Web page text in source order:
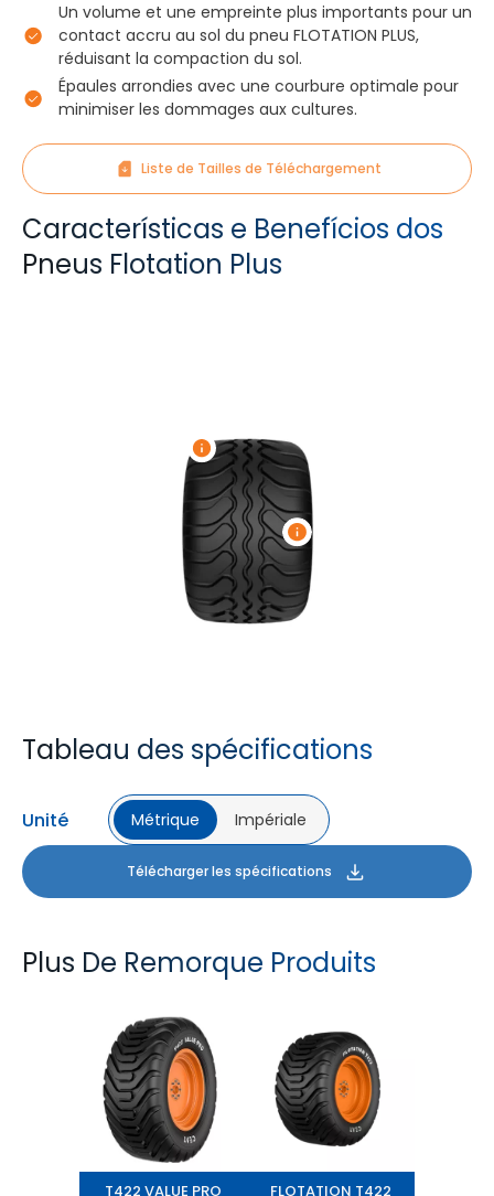
Un volume et une empreinte plus importants pour un
contact accru au sol du pneu FLOTATION PLUS,
réduisant la compaction du sol.
Épaules arrondies avec une courbure optimale pour
minimiser les dommages aux cultures.
Liste de Tailles de Téléchargement
Características e Benefícios dos
Pneus Flotation Plus
Tableau des spécifications
Unité Métrique Impériale
Télécharger les spécifications
Plus De Remorque Produits
T422 VALUE PRO FLOTATION T422